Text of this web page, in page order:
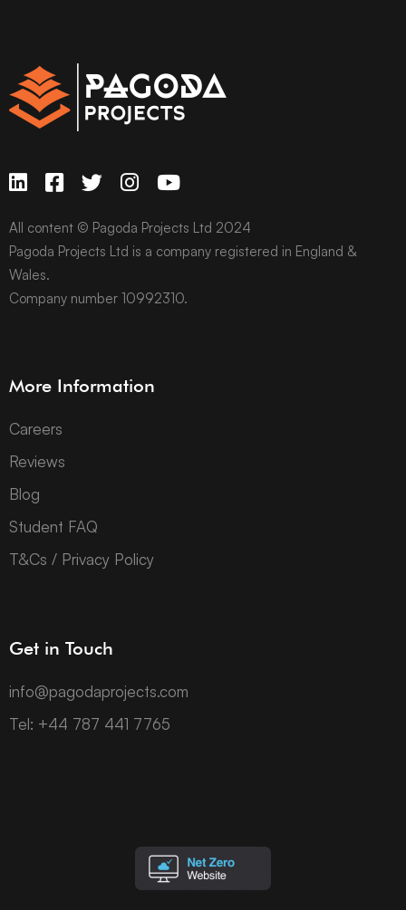
All content © Pagoda Projects Ltd 2024
Pagoda Projects Ltd is a company registered in England &
Wales.
Company number 10992310.
More Information
Careers
Reviews
Blog
Student FAQ
T&Cs / Privacy Policy
Get in Touch
info@pagodaprojects.com
Tel: +44 787 441 7765